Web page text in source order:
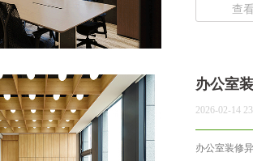
查
办公室
2026-02-14
办公室装修